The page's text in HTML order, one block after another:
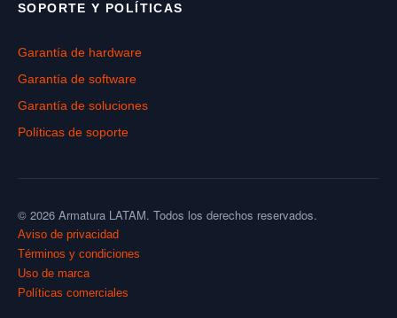
SOPORTE Y POLÍTICAS
Garantía de hardware
Garantía de software
Garantía de soluciones
Políticas de soporte
© 2026 Armatura LATAM. Todos los derechos reservados.
Aviso de privacidad
Términos y condiciones
Uso de marca
Políticas comerciales